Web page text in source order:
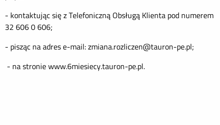
- kontaktując się z Telefoniczną Obsługą Klienta pod numerem
32 606 0 606;
- pisząc na adres e-mail: zmiana.rozliczen@tauron-pe.pl;
- na stronie www.6miesiecy.tauron-pe.pl.